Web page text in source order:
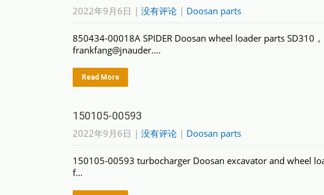
2022年9月6日 | 没有评论 | Doosan parts
850434-00018A SPIDER Doosan wheel loader parts SD310
frankfang@jnauder….
Read More
150105-00593
2022年9月6日 | 没有评论 | Doosan parts
150105-00593 turbocharger Doosan excavator and wheel
f…